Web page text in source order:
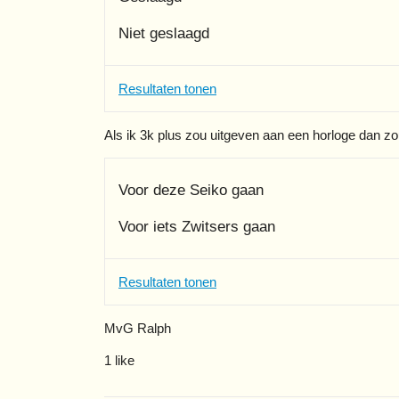
Niet geslaagd
Resultaten tonen
Als ik 3k plus zou uitgeven aan een horloge dan
Voor deze Seiko gaan
Voor iets Zwitsers gaan
Resultaten tonen
MvG Ralph
1 like